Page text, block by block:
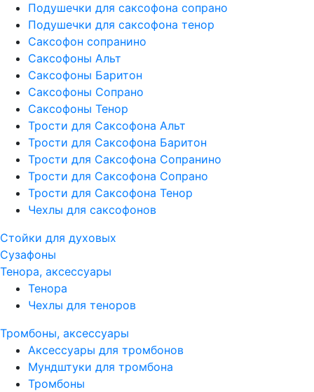
Подушечки для саксофона сопрано
Подушечки для саксофона тенор
Саксофон сопранино
Саксофоны Альт
Саксофоны Баритон
Саксофоны Сопрано
Саксофоны Тенор
Трости для Саксофона Альт
Трости для Саксофона Баритон
Трости для Саксофона Сопранино
Трости для Саксофона Сопрано
Трости для Саксофона Тенор
Чехлы для саксофонов
Стойки для духовых
Сузафоны
Тенора, аксессуары
Тенора
Чехлы для теноров
Тромбоны, аксессуары
Аксессуары для тромбонов
Мундштуки для тромбона
Тромбоны